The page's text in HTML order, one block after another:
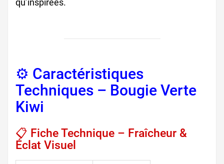
⚙️ Caractéristiques
Techniques – Bougie Verte
Kiwi
📋 Fiche Technique – Fraîcheur &
Éclat Visuel